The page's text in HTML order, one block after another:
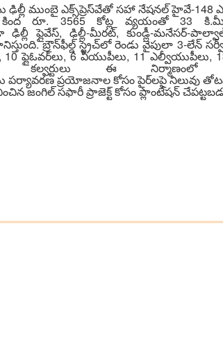
ముంబై ఎక్స్‌ప్రెస్‌వేతో సహా నేషనల్ హైవే-
రూ. 3565 కోట్ల వ్యయంతో 33
ఫ్లైవేస్, ఢిల్లీ-మీరట్, కుండ్లీ-మనేసర్-పాల్వాల్
బ్రౌన్‌ఫీల్డ్ స్ట్రెచ్‌లో రెండు వైపులా 3-లేన్
ఫ్లైఓవర్‌లు, 6 వీయుపీలు, 11 ఎల్వీయుపీలు,
ఈ నిర్మాణంలో
పర్యావరణ ప్రయోజనాల కోసం పైర్‌లపై నిలువు
జంగిల్ సఫారీ ప్రాజెక్ట్ కోసం ప్లాంటేషన్‌